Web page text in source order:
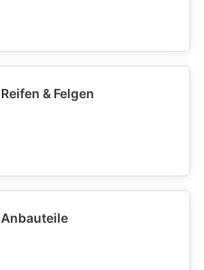
Reifen & Felgen
Anbauteile